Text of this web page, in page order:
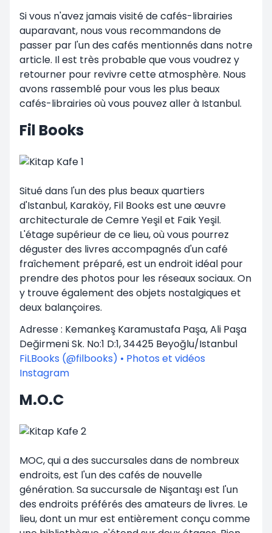
Si vous n'avez jamais visité de cafés-librairies
auparavant, nous vous recommandons de
passer par l'un des cafés mentionnés dans notre
article. Il est très probable que vous voudrez y
retourner pour revivre cette atmosphère. Nous
avons rassemblé pour vous les plus beaux
cafés-librairies où vous pouvez aller à Istanbul.
Fil Books
Situé dans l'un des plus beaux quartiers
d'Istanbul, Karaköy, Fil Books est une œuvre
architecturale de Cemre Yeşil et Faik Yeşil.
L'étage supérieur de ce lieu, où vous pourrez
déguster des livres accompagnés d'un café
fraîchement préparé, est un endroit idéal pour
prendre des photos pour les réseaux sociaux. On
y trouve également des objets nostalgiques et
deux balançoires.
Adresse : Kemankeş Karamustafa Paşa, Ali Paşa
Değirmeni Sk. No:1 D:1, 34425 Beyoğlu/Istanbul
FiLBooks (@filbooks) • Photos et vidéos
Instagram
M.O.C
MOC, qui a des succursales dans de nombreux
endroits, est l'un des cafés de nouvelle
génération. Sa succursale de Nişantaşı est l'un
des endroits préférés des amateurs de livres. Le
lieu, dont un mur est entièrement conçu comme